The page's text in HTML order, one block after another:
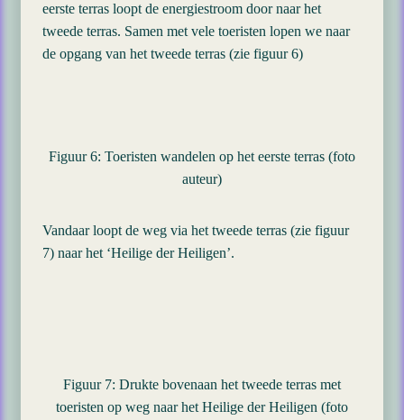
eerste terras loopt de energiestroom door naar het
tweede terras. Samen met vele toeristen lopen we naar
de opgang van het tweede terras (zie figuur 6)
Figuur 6: Toeristen wandelen op het eerste terras (foto
auteur)
Vandaar loopt de weg via het tweede terras (zie figuur
7) naar het ‘Heilige der Heiligen’.
Figuur 7: Drukte bovenaan het tweede terras met
toeristen op weg naar het Heilige der Heiligen (foto